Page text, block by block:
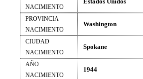
NACIMIENTO
PROVINCIA
NACIMIENTO
Washington
CIUDAD
NACIMIENTO
Spokane
AÑO
NACIMIENTO
1944